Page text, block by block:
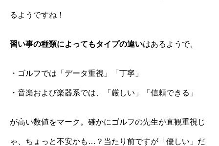
るようですね！
習い事の種類によってもタイプの違いはあるようで、
・ゴルフでは「データ重視」「丁寧」
・音楽および楽器系では、「厳しい」「信頼できる」
が高い数値をマーク。確かにゴルフの先生が直観重視じ
ゃ、ちょっと不安かも…？当たり前ですが「優しい」だ